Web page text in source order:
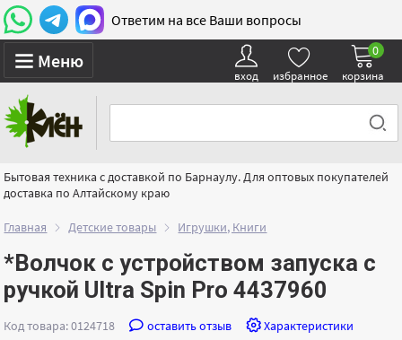
Ответим на все Ваши вопросы
Меню
вход избранное корзина
0
Бытовая техника с доставкой по Барнаулу. Для оптовых покупателей
доставка по Алтайскому краю
Главная Детские товары Игрушки, Книги
*Волчок с устройством запуска с
ручкой Ultra Spin Pro 4437960
Код товара: 0124718 оставить отзыв
Характеристики